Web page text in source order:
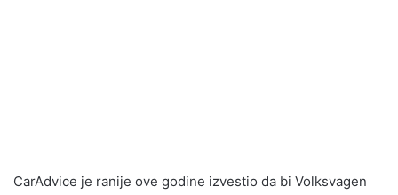
CarAdvice je ranije ove godine izvestio da bi Volksvagen